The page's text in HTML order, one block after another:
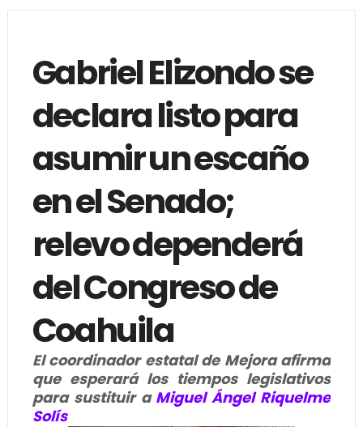
Gabriel Elizondo se
declara listo para
asumir un escaño
en el Senado;
relevo dependerá
del Congreso de
Coahuila
El coordinador estatal de Mejora afirma
que esperará los tiempos legislativos
para sustituir a Miguel Ángel Riquelme
Solís